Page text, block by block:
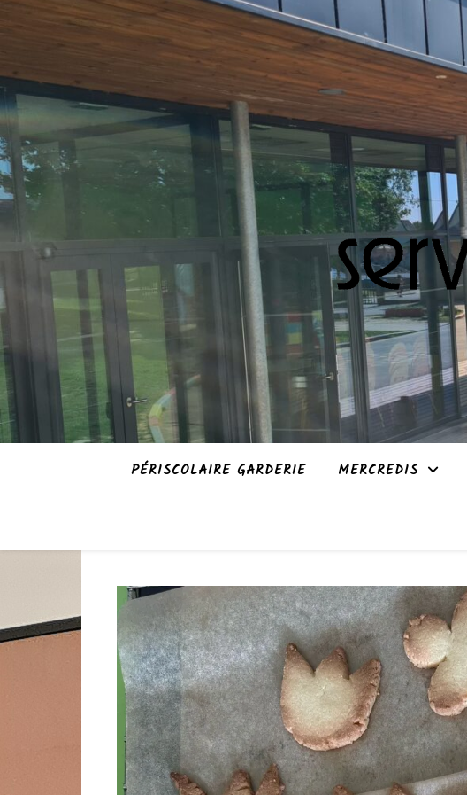
PÉRISCOLAIRE GARDERIE MERCREDIS